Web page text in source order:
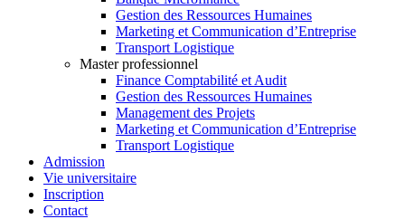
Gestion des Ressources Humaines
Marketing et Communication d’Entreprise
Transport Logistique
Master professionnel
Finance Comptabilité et Audit
Gestion des Ressources Humaines
Management des Projets
Marketing et Communication d’Entreprise
Transport Logistique
Admission
Vie universitaire
Inscription
Contact